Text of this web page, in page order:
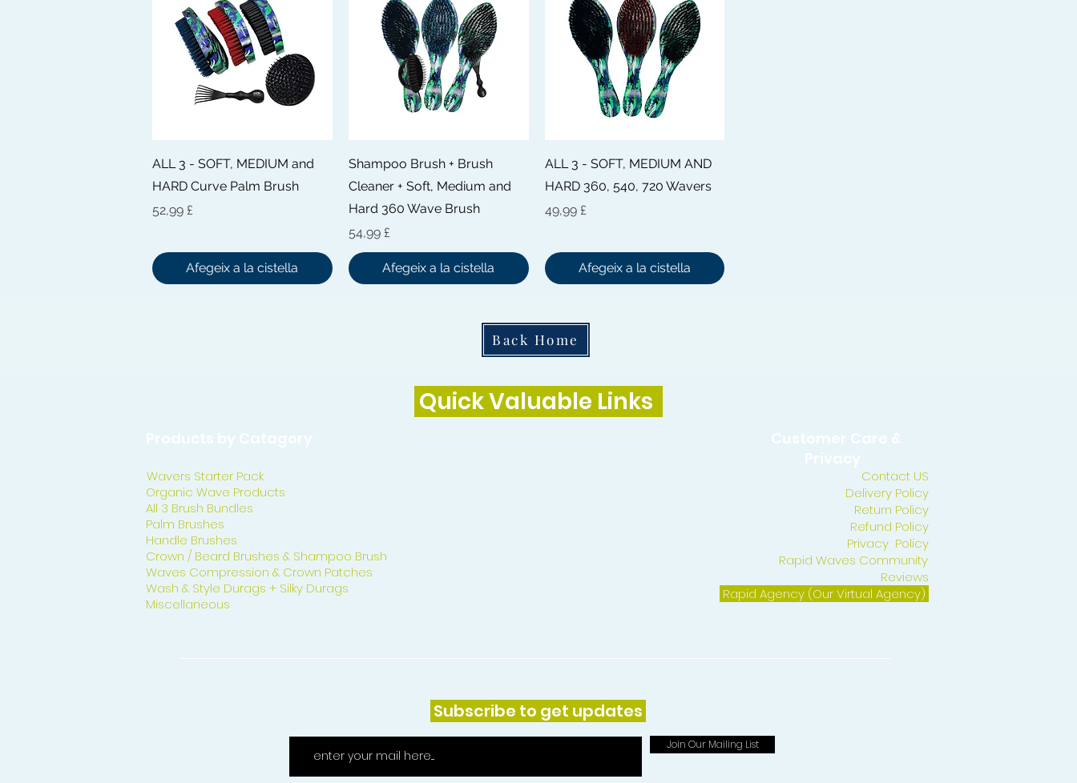
Visualització ràpida
ALL 3 - SOFT, MEDIUM and
HARD Curve Palm Brush
Preu
52,99 £
Afegeix a la cistella
Visualització ràpida
Shampoo Brush + Brush
Cleaner + Soft, Medium and
Hard 360 Wave Brush
Preu
54,99 £
Afegeix a la cistella
Visualització ràpida
ALL 3 - SOFT, MEDIUM AND
HARD 360, 540, 720 Wavers
Preu
49,99 £
Afegeix a la cistella
Back Home
Quick Valuable Links
Wavers Starter Pack
Organic Wave Products
All 3 Brush Bundles
Palm Brushes
Handle Brushes
Crown / Beard Brushes & Shampoo Brush
Waves Compression & Crown Patches
Wash & Style Durags + Silky Durags
Miscellaneous
Contact US
Delivery Policy
Return Policy
Refund Policy
Privacy Policy
Rapid Waves Community
Reviews
Rapid Agency (Our Virtual Agency)
Subscribe to get updates
Join Our Mailing List